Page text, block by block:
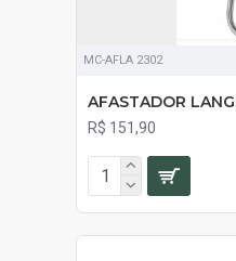
MC-AFLA 2302
AFASTADOR
R$ 151,90